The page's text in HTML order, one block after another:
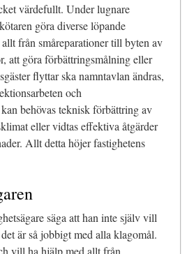
värdefullt. Under lugnare
göra diverse löpande
från småreparationer till byten av
att göra förbättringsmålning eller
flyttar ska namntavlan ändras,
och
behövas teknisk förbättring av
eller vidtas effektiva åtgärder
Allt detta höjer fastighetens
säga att han inte själv vill
är så jobbigt med alla klagomål.
vill ha hjälp med allt från